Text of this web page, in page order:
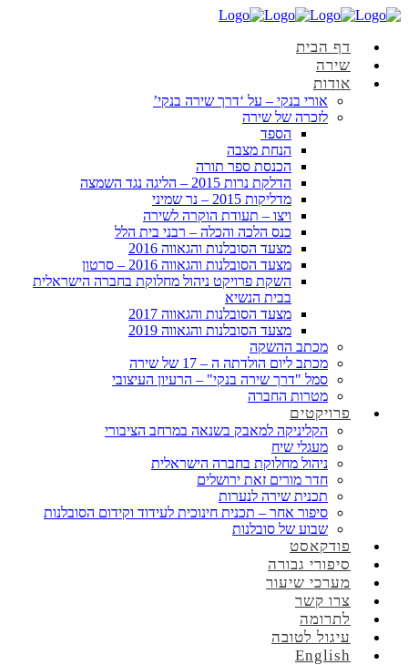
דף הבית
שירה
אודות
אורי בנקי – על ‘דרך שירה בנקי’
לזכרה של שירה
הספד
הנחת מצבה
הכנסת ספר תורה
הדלקת נרות 2015 – הליגה נגד השמצה
מדליקות 2015 – נר שמיני
ויצו – תעודת הוקרה לשירה
כנס הלכה והכלה – רבני בית הלל
מצעד הסובלנות והגאווה 2016
מצעד הסובלנות והגאווה 2016 – סרטון
השקת פרויקט ניהול מחלוקת בחברה הישראלית
בבית הנשיא
מצעד הסובלנות והגאווה 2017
מצעד הסובלנות והגאווה 2019
מכתב ההשקה
מכתב ליום הולדתה ה – 17 של שירה
סמל "דרך שירה בנקי" – הרעיון העיצובי
מטרות החברה
פרויקטים
הקליניקה למאבק בשנאה במרחב הציבורי
מעגלי שיח
ניהול מחלוקת בחברה הישראלית
חדר מורים זאת ירושלים
תכנית שירה לנערות
סיפור אחר – תכנית חינוכית לעידוד וקידום הסובלנות
שבוע של סובלנות
פודקאסט
סיפורי גבורה
מערכי שיעור
צרו קשר
לתרומה
עיגול לטובה
English